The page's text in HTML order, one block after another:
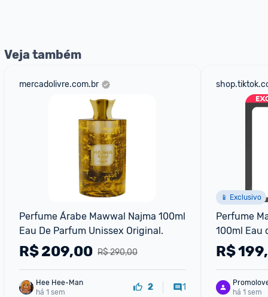
Veja também
mercadolivre.com.br
Perfume Árabe Mawwal Najma 100ml
Eau De Parfum Unissex Original.
R$ 290,00
R$209,00
Hee Hee-Man
há 1 sem
2 1
📱 Exclusivo
Perfume
100ml Eau
R$
há 1 sem